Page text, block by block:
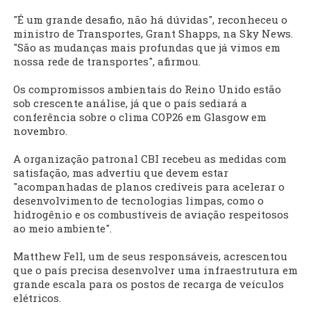
"É um grande desafio, não há dúvidas", reconheceu o
ministro de Transportes, Grant Shapps, na Sky News.
"São as mudanças mais profundas que já vimos em
nossa rede de transportes", afirmou.
Os compromissos ambientais do Reino Unido estão
sob crescente análise, já que o país sediará a
conferência sobre o clima COP26 em Glasgow em
novembro.
A organização patronal CBI recebeu as medidas com
satisfação, mas advertiu que devem estar
"acompanhadas de planos credíveis para acelerar o
desenvolvimento de tecnologias limpas, como o
hidrogênio e os combustíveis de aviação respeitosos
ao meio ambiente".
Matthew Fell, um de seus responsáveis, acrescentou
que o país precisa desenvolver uma infraestrutura em
grande escala para os postos de recarga de veículos
elétricos.